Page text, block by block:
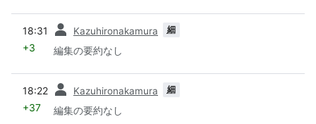
18:31 Kazuhironakamura 細
+3 編集の要約なし
18:22 Kazuhironakamura 細
+37 編集の要約なし